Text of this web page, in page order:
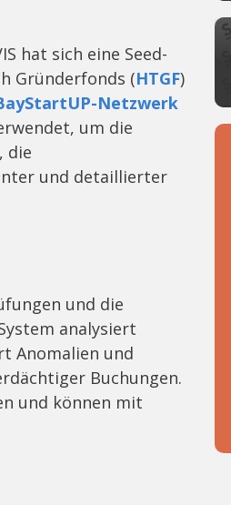
hat sich eine Seed-
Gründerfonds (HTGF)
Netzwerk
um die
die
und detaillierter
und die
analysiert
Anomalien und
Buchungen.
und können mit